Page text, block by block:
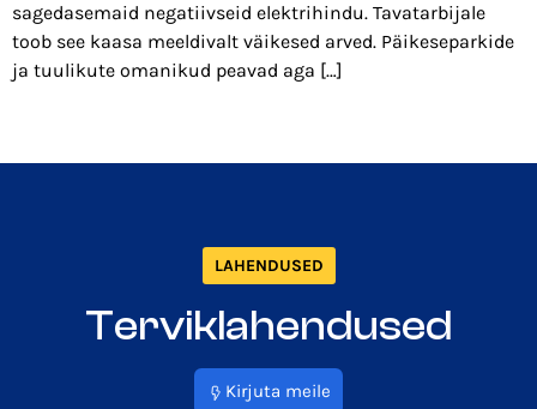
sagedasemaid negatiivseid elektrihindu. Tavatarbijale
toob see kaasa meeldivalt väikesed arved. Päikeseparkide
ja tuulikute omanikud peavad aga […]
LAHENDUSED
Terviklahendused
Kirjuta meile